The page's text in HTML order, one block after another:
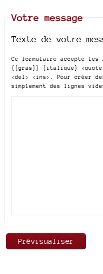
Votre message
Texte de votre
Ce formulaire accepte les
{{gras}} {italique} <quote>
<del> <ins> . Pour créer
simplement des lignes